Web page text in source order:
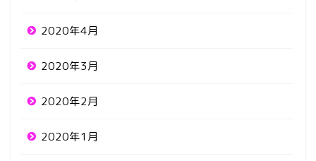
2020年4月
2020年3月
2020年2月
2020年1月